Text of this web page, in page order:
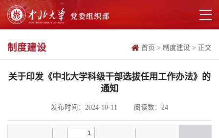
制度建设 首页 > 制度建设 > 正文
关于印发《中北大学科级干部选拔任用工作办法》的
通知
发布时间：2024-10-11 阅读数： 24